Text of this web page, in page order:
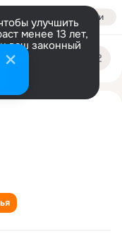
Войти
улучшить
менее 13 лет,
ваш законный